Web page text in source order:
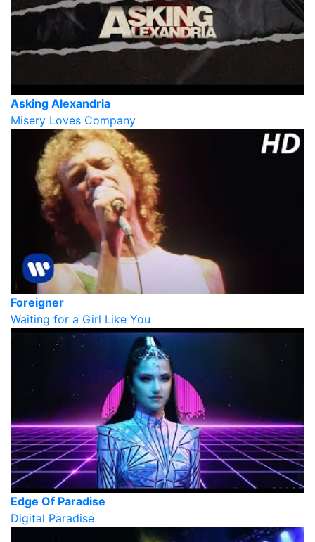
Asking Alexandria
Misery Loves Company
Foreigner
Waiting for a Girl Like You
Edge Of Paradise
Digital Paradise